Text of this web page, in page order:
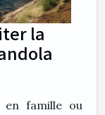
la
en famille ou